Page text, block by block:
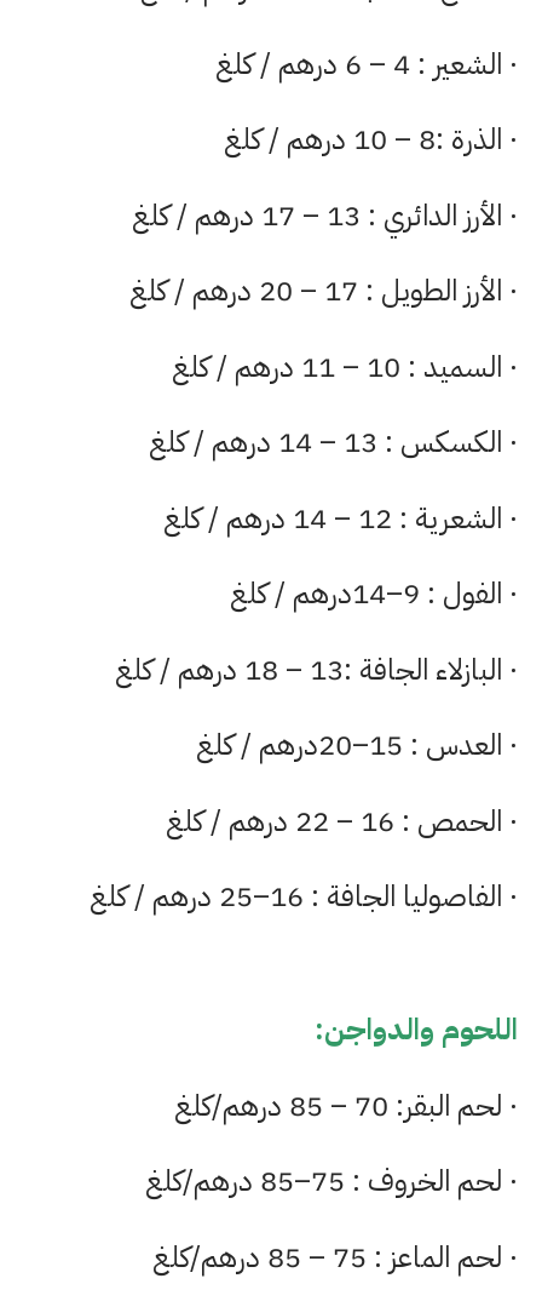
· الشعير : 4 – 6 درهم / كلغ
· الذرة :8 – 10 درهم / كلغ
· الأرز الدائري : 13 – 17 درهم / كلغ
· الأرز الطويل : 17 – 20 درهم / كلغ
· السميد : 10 – 11 درهم / كلغ
· الكسكس : 13 – 14 درهم / كلغ
· الشعرية : 12 – 14 درهم / كلغ
· الفول : 9–14درهم / كلغ
· البازلاء الجافة :13 – 18 درهم / كلغ
· العدس : 15–20درهم / كلغ
· الحمص : 16 – 22 درهم / كلغ
· الفاصوليا الجافة : 16–25 درهم / كلغ
اللحوم والدواجن:
· لحم البقر: 70 – 85 درهم/كلغ
· لحم الخروف : 75–85 درهم/كلغ
· لحم الماعز : 75 – 85 درهم/كلغ